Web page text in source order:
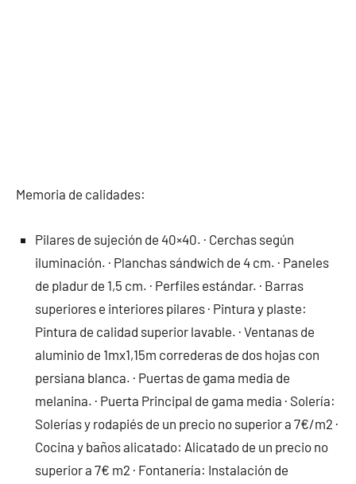
Memoria de calidades:
Pilares de sujeción de 40×40. · Cerchas según
iluminación. · Planchas sándwich de 4 cm. · Paneles
de pladur de 1,5 cm. · Perfiles estándar. · Barras
superiores e interiores pilares · Pintura y plaste:
Pintura de calidad superior lavable. · Ventanas de
aluminio de 1mx1,15m correderas de dos hojas con
persiana blanca. · Puertas de gama media de
melanina. · Puerta Principal de gama media · Solería:
Solerías y rodapiés de un precio no superior a 7€/m2 ·
Cocina y baños alicatado: Alicatado de un precio no
superior a 7€ m2 · Fontanería: Instalación de